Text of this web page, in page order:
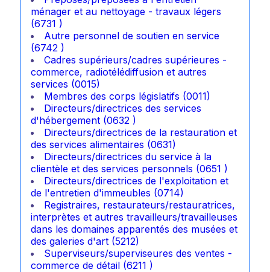
ménager et au nettoyage - travaux légers
(6731 )
Autre personnel de soutien en service
(6742 )
Cadres supérieurs/cadres supérieures -
commerce, radiotélédiffusion et autres
services (0015)
Membres des corps législatifs (0011)
Directeurs/directrices des services
d'hébergement (0632 )
Directeurs/directrices de la restauration et
des services alimentaires (0631)
Directeurs/directrices du service à la
clientèle et des services personnels (0651 )
Directeurs/directrices de l'exploitation et
de l'entretien d'immeubles (0714)
Registraires, restaurateurs/restauratrices,
interprètes et autres travailleurs/travailleuses
dans les domaines apparentés des musées et
des galeries d'art (5212)
Superviseurs/superviseures des ventes -
commerce de détail (6211 )